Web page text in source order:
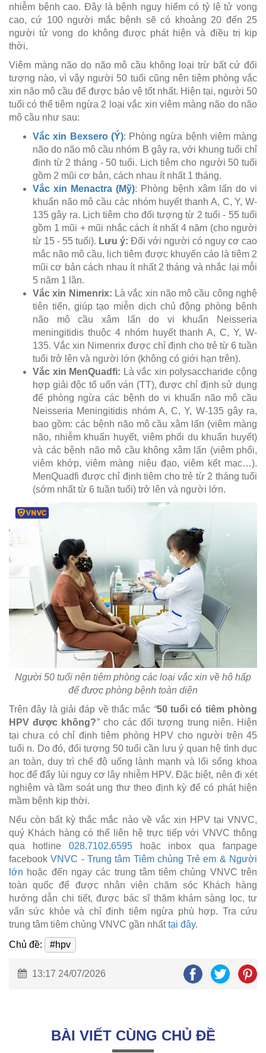
nhiễm bệnh cao. Đây là bệnh nguy hiểm có tỷ lệ tử vong
cao, cứ 100 người mắc bệnh sẽ có khoảng 20 đến 25
người tử vong do không được phát hiện và điều trị kịp
thời.
Viêm màng não do não mô cầu không loại trừ bất cứ đối
tượng nào, vì vậy người 50 tuổi cũng nên tiêm phòng vắc
xin não mô cầu để được bảo vệ tốt nhất. Hiện tại, người 50
tuổi có thể tiêm ngừa 2 loại vắc xin viêm màng não do não
mô cầu như sau:
Vắc xin Bexsero (Ý): Phòng ngừa bệnh viêm màng
não do não mô cầu nhóm B gây ra, với khung tuổi chỉ
định từ 2 tháng - 50 tuổi. Lịch tiêm cho người 50 tuổi
gồm 2 mũi cơ bản, cách nhau ít nhất 1 tháng.
Vắc xin Menactra (Mỹ): Phòng bệnh xâm lấn do vi
khuẩn não mô cầu các nhóm huyết thanh A, C, Y, W-
135 gây ra. Lịch tiêm cho đối tượng từ 2 tuổi - 55 tuổi
gồm 1 mũi + mũi nhắc cách ít nhất 4 năm (cho người
từ 15 - 55 tuổi). Lưu ý: Đối với người có nguy cơ cao
mắc não mô cầu, lịch tiêm được khuyến cáo là tiêm 2
mũi cơ bản cách nhau ít nhất 2 tháng và nhắc lại mỗi
5 năm 1 lần.
Vắc xin Nimenrix: Là vắc xin não mô cầu công nghệ
tiên tiến, giúp tạo miễn dịch chủ động phòng bệnh
não mô cầu xâm lấn do vi khuẩn Neisseria
meningitidis thuộc 4 nhóm huyết thanh A, C, Y, W-
135. Vắc xin Nimenrix được chỉ định cho trẻ từ 6 tuần
tuổi trở lên và người lớn (không có giới hạn trên).
Vắc xin MenQuadfi: Là vắc xin polysaccharide cộng
hợp giải độc tố uốn ván (TT), được chỉ định sử dụng
để phòng ngừa các bệnh do vi khuẩn não mô cầu
Neisseria Meningitidis nhóm A, C, Y, W-135 gây ra,
bao gồm: các bệnh não mô cầu xâm lấn (viêm màng
não, nhiễm khuẩn huyết, viêm phổi du khuẩn huyết)
và các bệnh não mô cầu không xâm lấn (viêm phổi,
viêm khớp, viêm màng niệu đạo, viêm kết mạc…).
MenQuadfi được chỉ định tiêm cho trẻ từ 2 tháng tuổi
(sớm nhất từ 6 tuần tuổi) trở lên và người lớn.
Người 50 tuổi nên tiêm phòng các loại vắc xin về hô hấp
để được phòng bệnh toàn diện
Trên đây là giải đáp về thắc mắc “50 tuổi có tiêm phòng
HPV được không?”cho các đối tượng trung niên. Hiện
tại chưa có chỉ định tiêm phòng HPV cho người trên 45
tuổi n. Do đó, đối tượng 50 tuổi cần lưu ý quan hệ tình dục
an toàn, duy trì chế độ uống lành mạnh và lối sống khoa
học để đẩy lùi nguy cơ lây nhiễm HPV. Đặc biệt, nên đi xét
nghiệm và tầm soát ung thư theo định kỳ để có phát hiện
mầm bệnh kịp thời.
Nếu còn bất kỳ thắc mắc nào về vắc xin HPV tại VNVC,
quý Khách hàng có thể liên hệ trực tiếp với VNVC thông
qua hotline 028.7102.6595hoặc inbox qua fanpage
facebook VNVC - Trung tâm Tiêm chủng Trẻ em & Người
lớn hoặc đến ngay các trung tâm tiêm chủng VNVC trên
toàn quốc để được nhân viên chăm sóc Khách hàng
hướng dẫn chi tiết, được bác sĩ thăm khám sàng lọc, tư
vấn sức khỏe và chỉ định tiêm ngừa phù hợp. Tra cứu
trung tâm tiêm chủng VNVC gần nhấttại đây.
Chủ đề:
#hpv
13:17 24/07/2026
BÀI VIẾT CÙNG CHỦ ĐỀ